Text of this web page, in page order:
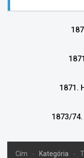
1871.
1873/74.
Cím Kategória